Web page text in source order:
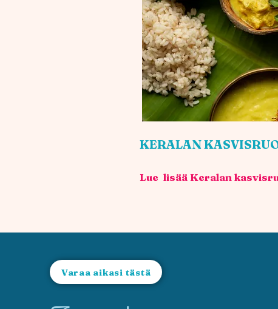
KERALAN
Lue lisää Keralan
Varaa aikasi tästä